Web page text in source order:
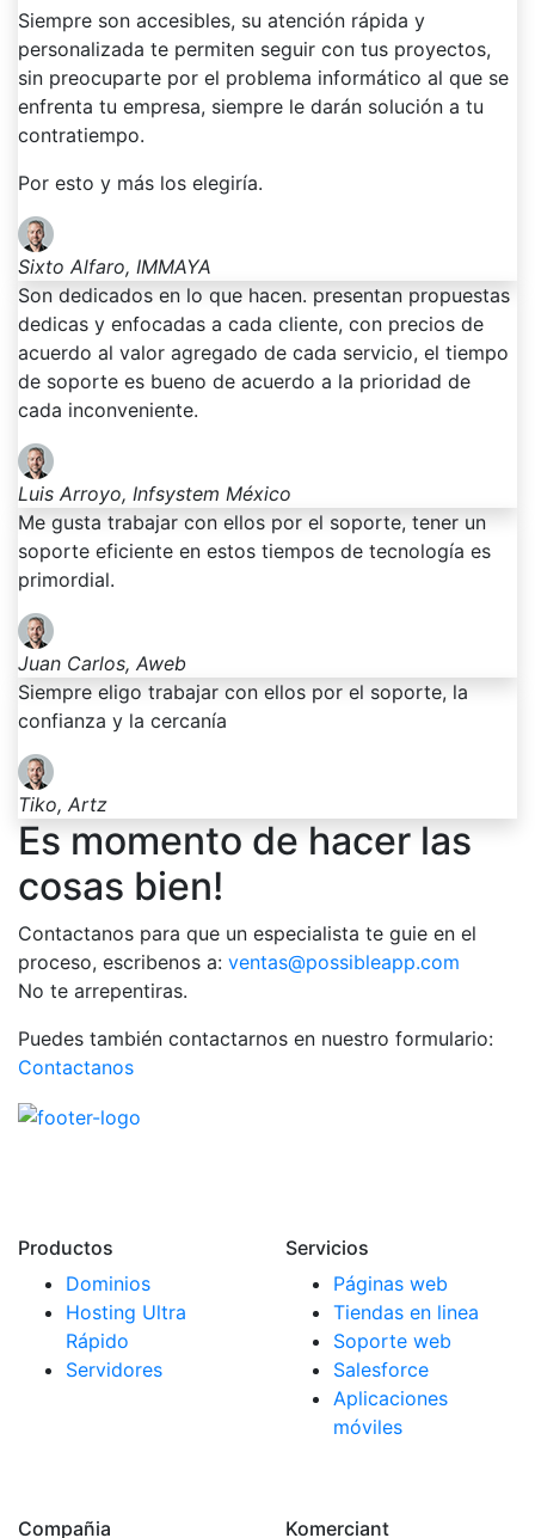
Siempre son accesibles, su atención rápida y
personalizada te permiten seguir con tus proyectos,
sin preocuparte por el problema informático al que se
enfrenta tu empresa, siempre le darán solución a tu
contratiempo.
Por esto y más los elegiría.
Sixto Alfaro, IMMAYA
Son dedicados en lo que hacen. presentan propuestas
dedicas y enfocadas a cada cliente, con precios de
acuerdo al valor agregado de cada servicio, el tiempo
de soporte es bueno de acuerdo a la prioridad de
cada inconveniente.
Luis Arroyo, Infsystem México
Me gusta trabajar con ellos por el soporte, tener un
soporte eficiente en estos tiempos de tecnología es
primordial.
Juan Carlos, Aweb
Siempre eligo trabajar con ellos por el soporte, la
confianza y la cercanía
Tiko, Artz
Es momento de hacer las
cosas bien!
Contactanos para que un especialista te guie en el
proceso, escribenos a: ventas@possibleapp.com
No te arrepentiras.
Puedes también contactarnos en nuestro formulario:
Contactanos
Productos
Dominios
Hosting Ultra
Rápido
Servidores
Servicios
Páginas web
Tiendas en linea
Soporte web
Salesforce
Aplicaciones
móviles
Compañia Komerciant